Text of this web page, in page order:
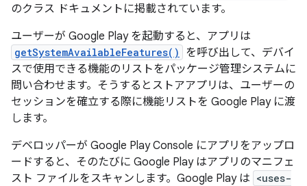
のクラス ドキュメントに掲載されています。
ユーザーが Google Play を起動すると、アプリは
getSystemAvailableFeatures()
を呼び出して、デバイ
スで使用できる機能のリストをパッケージ管理システムに
問い合わせます。そうするとストアアプリは、ユーザーの
セッションを確立する際に機能リストを Google Play に渡
します。
デベロッパーが Google Play Console にアプリをアップロ
ードすると、そのたびに Google Play はアプリのマニフェ
スト ファイルをスキャンします。Google Play は <uses-